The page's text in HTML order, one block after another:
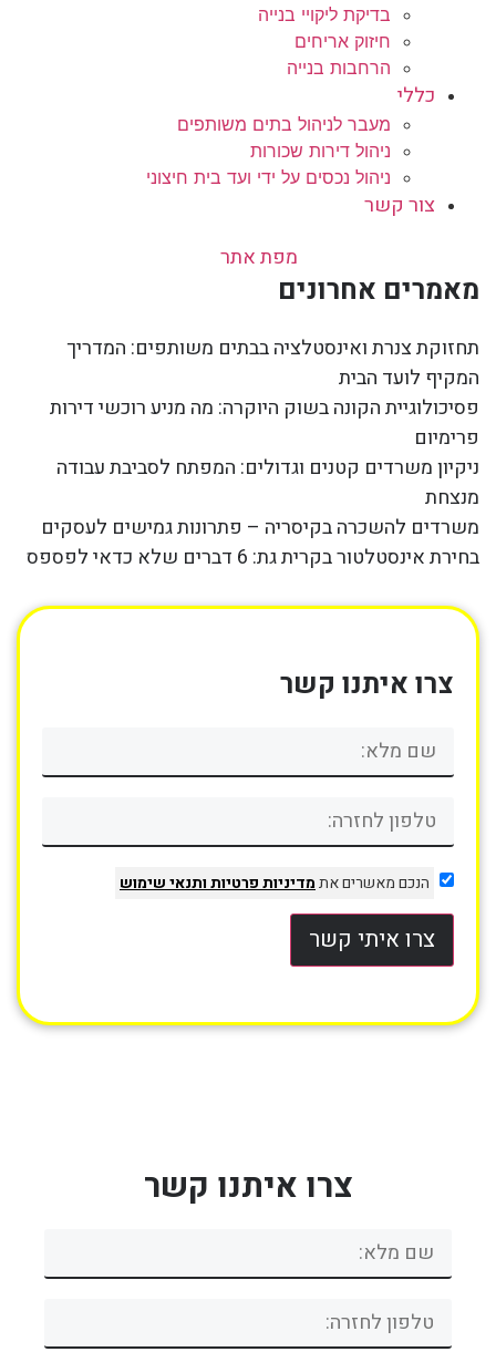
בדיקת ליקויי בנייה
חיזוק אריחים
הרחבות בנייה
כללי
מעבר לניהול בתים משותפים
ניהול דירות שכורות
ניהול נכסים על ידי ועד בית חיצוני
צור קשר
מפת אתר
מאמרים אחרונים
תחזוקת צנרת ואינסטלציה בבתים משותפים: המדריך
המקיף לועד הבית
פסיכולוגיית הקונה בשוק היוקרה: מה מניע רוכשי דירות
פרימיום
ניקיון משרדים קטנים וגדולים: המפתח לסביבת עבודה
מנצחת
משרדים להשכרה בקיסריה – פתרונות גמישים לעסקים
בחירת אינסטלטור בקרית גת: 6 דברים שלא כדאי לפספס
צרו איתנו קשר
הנכם מאשרים אתמדיניות פרטיותותנאי שימוש
צרו איתי קשר
צרו איתנו קשר